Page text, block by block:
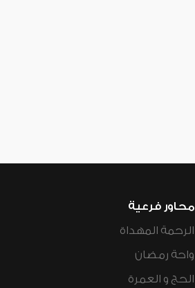
محاور فرعية
الرحمة المهداة
واحة رمضان
الحج و العمرة